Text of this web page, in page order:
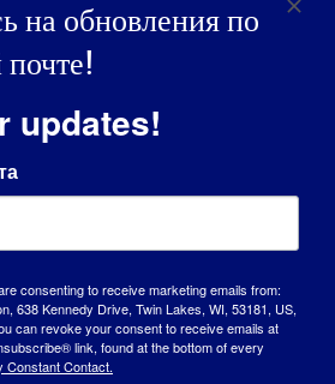
НА КАЛЕНДАРЬ
на обновления по
updates!
consenting to receive marketing emails from:
638 Kennedy Drive, Twin Lakes, WI, 53181, US,
can revoke your consent to receive emails at
link, found at the bottom of every
Constant Contact.